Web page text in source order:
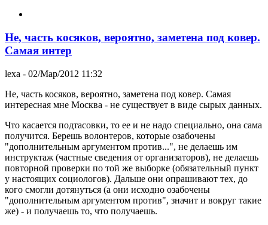
Не, часть косяков, вероятно, заметена под ковер.
Самая интер
lexa - 02/Мар/2012 11:32
Не, часть косяков, вероятно, заметена под ковер. Самая
интересная мне Москва - не существует в виде сырых данных.
Что касается подтасовки, то ее и не надо специально, она сама
получится. Берешь волонтеров, которые озабочены
"дополнительным аргументом против...", не делаешь им
инструктаж (частные сведения от организаторов), не делаешь
повторной проверки по той же выборке (обязательный пункт
у настоящих социологов). Дальше они опрашивают тех, до
кого смогли дотянуться (а они исходно озабочены
"дополнительным аргументом против", значит и вокруг такие
же) - и получаешь то, что получаешь.